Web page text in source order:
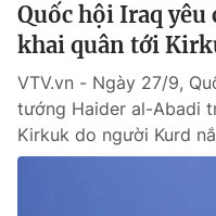
Quốc hội Iraq
khai quân tới
VTV.vn - Ngày 27/9,
tướng Haider al-Abadi
Kirkuk do người Kurd